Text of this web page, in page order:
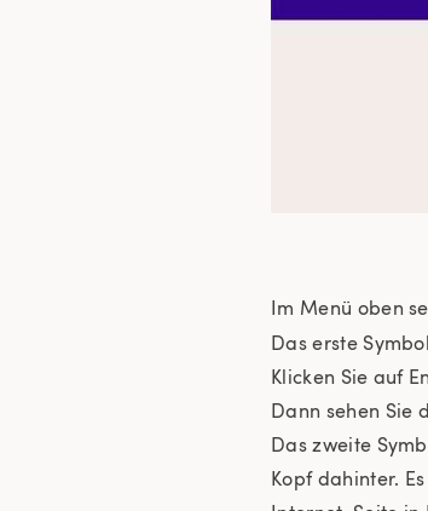
Im Menü oben
Das erste
Klicken Sie auf
Dann sehen Sie
Das zweite
Kopf dahinter.